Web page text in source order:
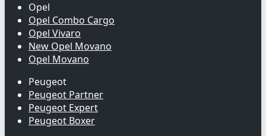
Opel
Opel Combo Cargo
Opel Vivaro
New Opel Movano
Opel Movano
Peugeot
Peugeot Partner
Peugeot Expert
Peugeot Boxer